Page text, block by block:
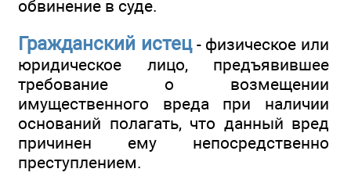
обвинение в суде.
Гражданский истец- физическое или
юридическое лицо, предъявившее
требование о возмещении
имущественного вреда при наличии
оснований полагать, что данный вред
причинен ему непосредственно
преступлением.